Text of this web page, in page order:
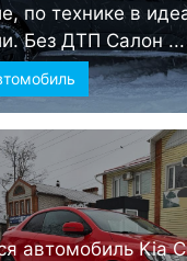
по технике в
Без ДТП Салон ...
автомобиль Kia